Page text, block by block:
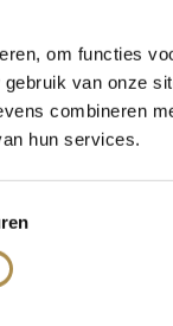
om functies
van onze
combineren
hun services.